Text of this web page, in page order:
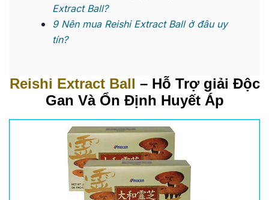
Extract Ball?
9Nên mua Reishi Extract Ball ở đâu uy
tín?
Reishi Extract Ball – Hỗ Trợ giải Độc
Gan Và Ổn Định Huyết Áp